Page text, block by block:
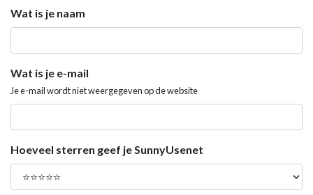
Wat is je naam
Wat is je e-mail
Je e-mail wordt niet weergegeven op de website
Hoeveel sterren geef je SunnyUsenet